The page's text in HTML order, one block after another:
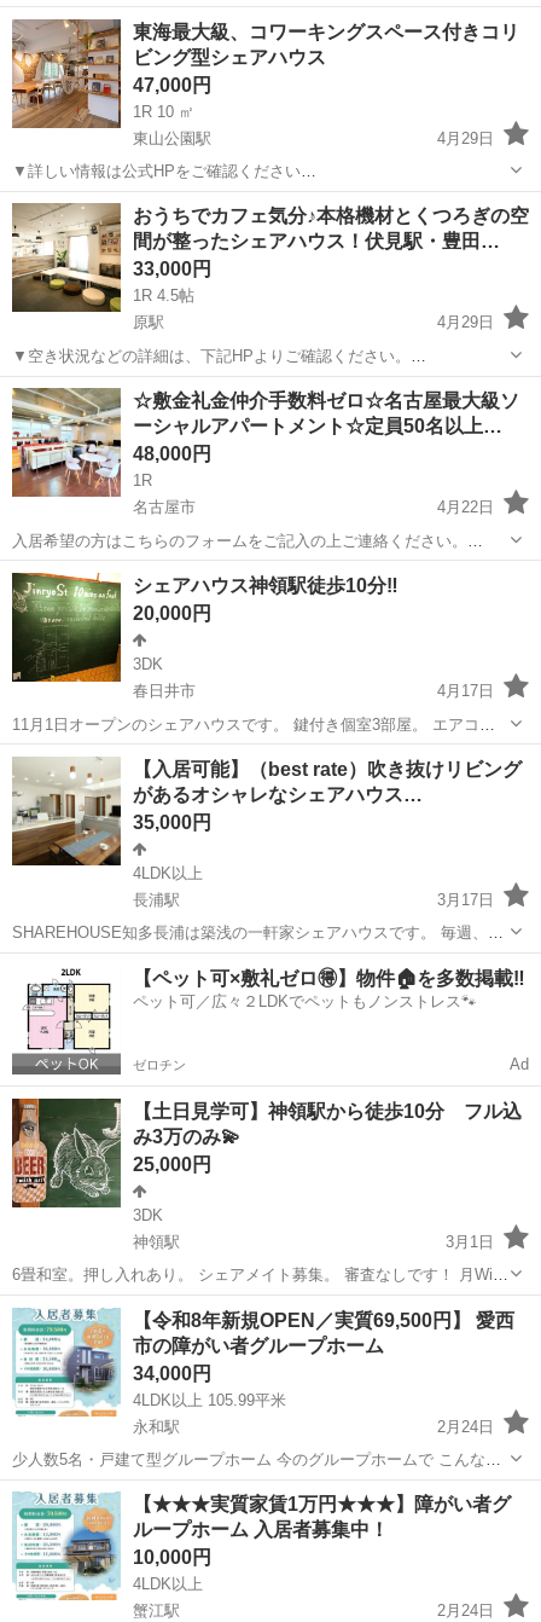
https://www.sharehouse180.net/houses/share-house-heiandori/ ---
SHARE HOUSE180°平安通は、毎月ワインが...
愛知 名古屋市 平安通駅 シェアハウス
東海最大級、コワーキングスペース付きコリ
ビング型シェアハウス
47,000円
1R 10 ㎡
東山公園駅
4月29日
▼詳しい情報は公式HPをご確認ください
https://www.sharehouse180.net/houses/the-crie-higashiyama/ --- 東海
最大級、コワーキングスペース付きコリビング型...
愛知 名古屋市 東山公園駅 シェアハウス 徒歩
おうちでカフェ気分♪本格機材とくつろぎの空
間が整ったシェアハウス！伏見駅・豊田…
33,000円
1R 4.5帖
原駅
4月29日
▼空き状況などの詳細は、下記HPよりご確認ください。
http://www.sharehouse180.net/houses/sh_hirabari/ --- Simple Share
180°平針は、 ” カフェで暮...
愛知 名古屋市 原駅 シェアハウス
☆敷金礼金仲介手数料ゼロ☆名古屋最大級ソ
ーシャルアパートメント☆定員50名以上…
48,000円
1R
名古屋市
4月22日
入居希望の方はこちらのフォームをご記入の上ご連絡ください。
https://forms.gle/tE8hVTUpX27PEC339 オンライン内見
https://my.matterport.com/show/?m...
愛知 名古屋市 シェアハウス 無料
シェアハウス神領駅徒歩10分‼️
20,000円
3DK
春日井市
4月17日
11月1日オープンのシェアハウスです。 鍵付き個室3部屋。 エアコン
新品。 神領駅の中部大学のバス停まで 徒歩9分です。 神領駅から名古
屋までは26分。 十分に通勤圏内です。
愛知 春日井市 シェアハウス
【入居可能】（best rate）吹き抜けリビング
があるオシャレなシェアハウス…
35,000円
4LDK以上
長浦駅
3月17日
SHAREHOUSE知多長浦は築浅の一軒家シェアハウスです。 毎週、共
用部はお掃除の方が清掃してくれるので、ホテルライクな感じで住む
事ができます⭐︎ 初めての一人暮らしにピッタリです。 【概要】 居室は
4室で、小さな...
長浦駅 シェアハウス
【ペット可×敷礼ゼロ🉐】物件🏠を多数掲載‼️
ペット可／広々２LDKでペットもノンストレス🐾
ゼロチン Ad
【土日見学可】神領駅から徒歩10分 フル込
み3万のみ💫
25,000円
3DK
神領駅
3月1日
6畳和室。押し入れあり。 シェアメイト募集。 審査なしです！ 月Wi-
Fi、光熱費込みで 30,000円で住みませんか⁉︎ 駅までのアクセス良し❗️ 愛
知県でも珍しく路駐可能エリア。 【入居の際に必要なモノ】 ...
愛知 春日井市 神領駅 シェアハウス
【令和8年新規OPEN／実質69,500円】 愛西
市の障がい者グループホーム
34,000円
4LDK以上 105.99平米
永和駅
2月24日
少人数5名・戸建て型グループホーム 今のグループホームで こんなお
悩みありませんか？ ・費用が高くて負担が大きい ・人間関係が合わな
い ・ルールが厳しすぎる ・日中の居場所がない つながりの家永和
台...
愛知 愛西市 永和駅 シェアハウス グループホーム
【★★★実質家賃1万円★★★】障がい者グ
ループホーム 入居者募集中！
10,000円
4LDK以上
蟹江駅
2月24日